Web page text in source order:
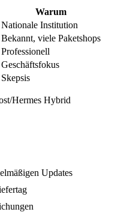
Warum
Nationale Institution
Bekannt, viele Paketshops
Professionell
Geschäftsfokus
Skepsis
Hermes Hybrid
Updates